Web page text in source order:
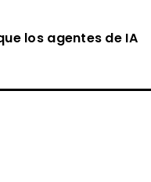
los agentes de IA